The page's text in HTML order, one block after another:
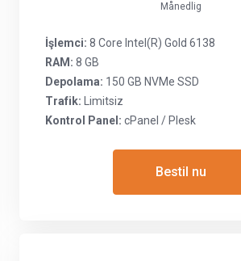
Månedlig
İşlemci: 8 Core Intel(R) Gold 6138
RAM: 8 GB
Depolama: 150 GB NVMe SSD
Trafik: Limitsiz
Kontrol Panel: cPanel / Plesk
Bestil nu